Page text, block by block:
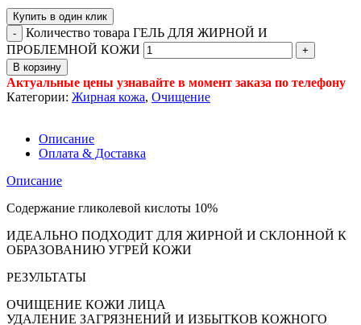
Купить в один клик
Количество товара ГЕЛЬ ДЛЯ ЖИРНОЙ И
ПРОБЛЕМНОЙ КОЖИ
В корзину
Актуальные цены узнавайте в момент заказа по телефону
Категории: Жирная кожа, Очищение
Описание
Оплата & Доставка
Описание
Содержание гликолевой кислоты 10%
ИДЕАЛЬНО ПОДХОДИТ ДЛЯ ЖИРНОЙ И СКЛОННОЙ К
ОБРАЗОВАНИЮ УГРЕЙ КОЖИ
РЕЗУЛЬТАТЫ
ОЧИЩЕНИЕ КОЖИ ЛИЦА
УДАЛЕНИЕ ЗАГРЯЗНЕНИЙ И ИЗБЫТКОВ КОЖНОГО